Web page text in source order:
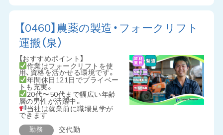
【0460】農薬の製造・フォークリフト
運搬（泉）
【おすすめポイント】
作業はフォークリフトを使
用、資格を活かせる環境です。
年間休日121日でプライベー
トも充実。
20代〜50代まで幅広い年齢
層の男性が活躍中。
当社は就業前に職場見学が
できます
勤務 交代勤